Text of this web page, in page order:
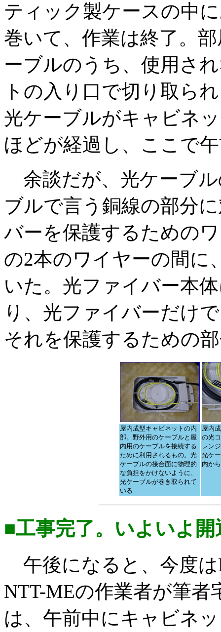
ティック製ケースの中
巻いて、作業は終了。
ーブルのうち、使用さ
トの入り口で切り取ら
光ケーブルがキャビネ
ほどが経過し、ここで
余談だが、光ケーブ
ブルで言う銅線の部分
バーを保護するための
の2本のワイヤーの間に
いた。光ファイバー本
り、光ファイバーだけ
それを保護するための
屋内成型キャビネットの内
部。野外用のケーブルと屋
内用のケーブルを接続する
ために利用されるもの。光
ケーブルの接合面に物理的
な負担をかけないように、
光ケーブルが巻き取られて
いる
屋内
の光
レン
光ケ
内か
■工事完了。いよいよ開
午後になると、今度は
NTT-MEの作業者が筆者
は、午前中にキャビネ